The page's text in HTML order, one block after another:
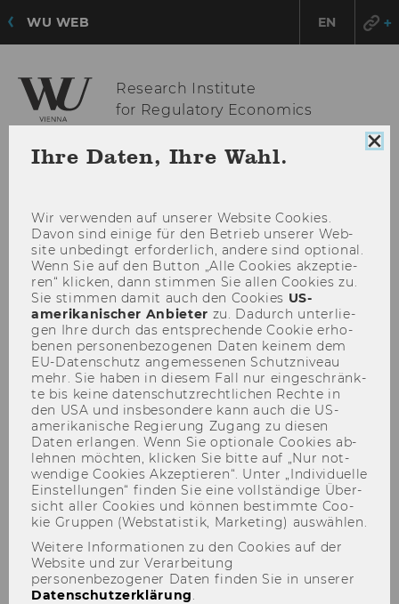
WU WEB EN
Research Institute
for Regulatory Economics
Teaching
Ihre Daten, Ihre Wahl.
Wir ver­wen­den auf un­se­rer Web­site Coo­kies.
Davon sind ei­ni­ge für den Be­trieb un­se­rer Web­
site un­be­dingt er­for­der­lich, an­de­re sind op­tio­nal.
Wenn Sie auf den But­ton „Alle Coo­kies ak­zep­tie­
ren“ kli­cken, dann stim­men Sie allen Coo­kies zu.
Sie stim­men damit auch den Coo­kies US-​
amerikanischer An­bie­ter zu. Da­durch un­ter­lie­
gen Ihre durch das ent­spre­chen­de Coo­kie er­ho­
be­nen per­so­nen­be­zo­ge­nen Daten kei­nem dem
EU-​Datenschutz an­ge­mes­se­nen Schutz­ni­veau
mehr. Sie haben in die­sem Fall nur ein­ge­schränk­
te bis keine da­ten­schutz­recht­li­chen Rech­te in
den USA und ins­be­son­de­re kann auch die US-​
amerikanische Re­gie­rung Zu­gang zu die­sen
Daten er­lan­gen. Wenn Sie op­tio­na­le Coo­kies ab­
leh­nen möch­ten, kli­cken Sie bitte auf „Nur not­
wen­di­ge Coo­kies Ak­zep­tie­ren“. Unter „In­di­vi­du­el­le
Ein­stel­lun­gen“ fin­den Sie eine voll­stän­di­ge Über­
sicht aller Coo­kies und kön­nen be­stimm­te Coo­
kie Grup­pen (Web­sta­tis­tik, Mar­ke­ting) aus­wäh­len.
Weitere Informationen zu den Cookies auf der
Website und zur Verarbeitung
personenbezogener Daten finden Sie in unserer
Datenschutzerklärung.